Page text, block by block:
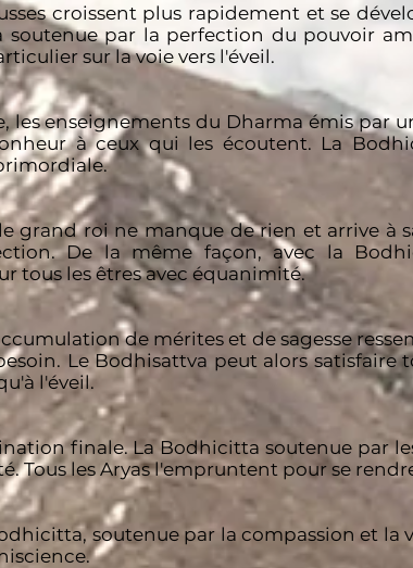
croissent plus rapidement et se
par la perfection du pouvoir
sur la voie vers l'éveil.
les enseignements du Dharma émis par
à ceux qui les écoutent. La
grand roi ne manque de rien et arrive à
De la même façon, avec la
tous les êtres avec équanimité.
de mérites et de sagesse
Le Bodhisattva peut alors satisfaire
l'éveil.
finale. La Bodhicitta soutenue par
Tous les Aryas l'empruntent pour se
soutenue par la compassion et la